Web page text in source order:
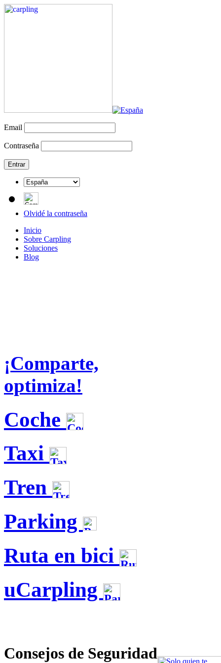
Email
Contraseña
Olvidé la contraseña
Inicio
Sobre Carpling
Soluciones
Blog
¡Comparte,
optimiza!
Coche
Taxi
Tren
Parking
Ruta en bici
uCarpling
Consejos de Seguridad